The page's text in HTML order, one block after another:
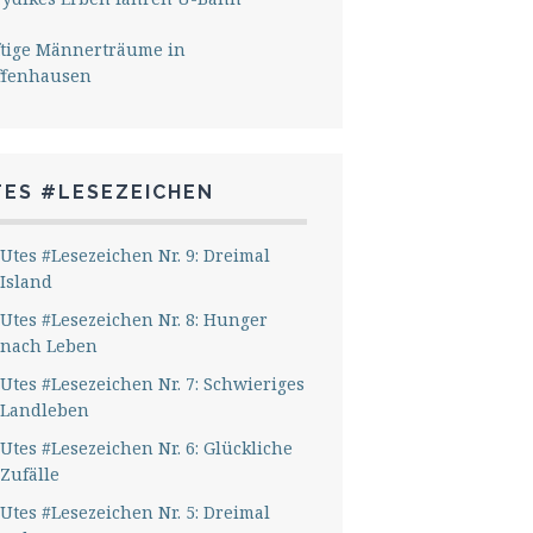
Männerträume in
#LESEZEICHEN
Utes #Lesezeichen Nr. 9: Dreimal
Island
Utes #Lesezeichen Nr. 8: Hunger
nach Leben
Utes #Lesezeichen Nr. 7: Schwieriges
Landleben
Utes #Lesezeichen Nr. 6: Glückliche
Zufälle
Utes #Lesezeichen Nr. 5: Dreimal